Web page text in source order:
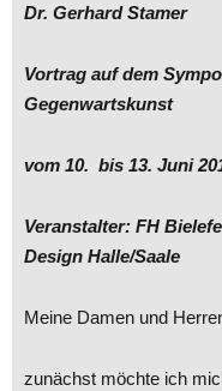
Dr. Gerhard Stamer
Vortrag auf dem
Gegenwartskunst
vom 10. bis 13. Juni
Veranstalter: FH
Design Halle/Saale
Meine Damen und
zunächst möchte ich